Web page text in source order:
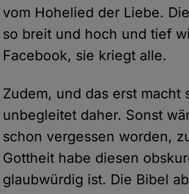
vom Hohelied der Liebe.
so breit und hoch und tief
Facebook, sie kriegt alle.
Zudem, und das erst macht
unbegleitet daher. Sonst
schon vergessen worden,
Gottheit habe diesen
glaubwürdig ist. Die Bibel